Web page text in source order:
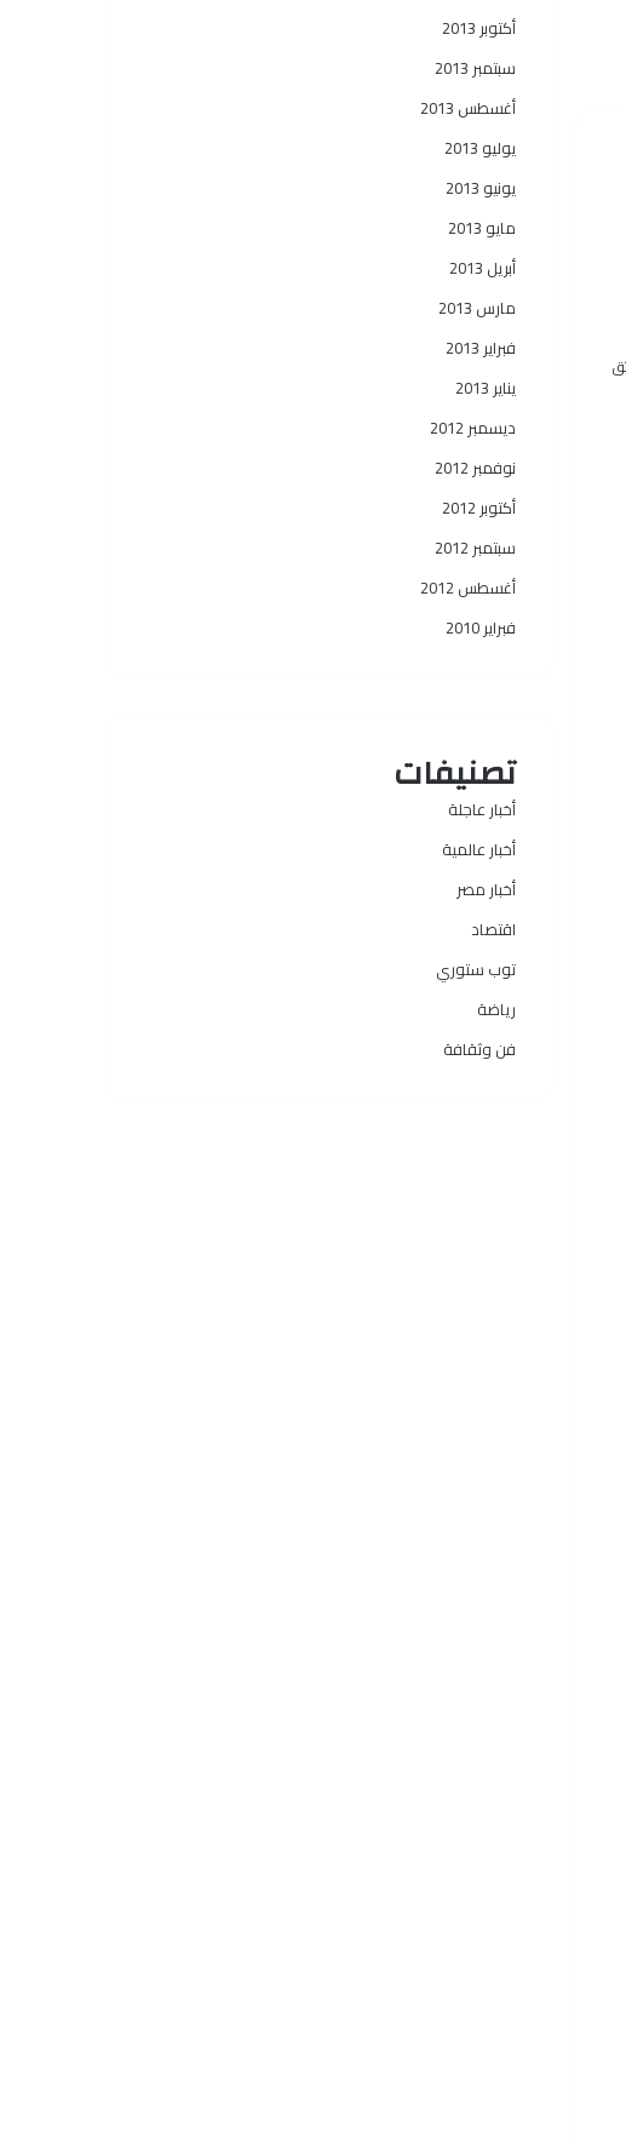
أكتوبر 2013
سبتمبر 2013
أغسطس 2013
يوليو 2013
يونيو 2013
مايو 2013
أبريل 2013
مارس 2013
فبراير 2013
يناير 2013
ديسمبر 2012
نوفمبر 2012
أكتوبر 2012
سبتمبر 2012
أغسطس 2012
فبراير 2010
تصنيفات
أخبار عاجلة
أخبار عالمية
أخبار مصر
اقتصاد
توب ستوري
رياضة
فن وثقافة